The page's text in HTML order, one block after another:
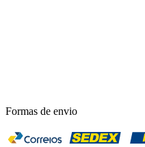
Formas de envio